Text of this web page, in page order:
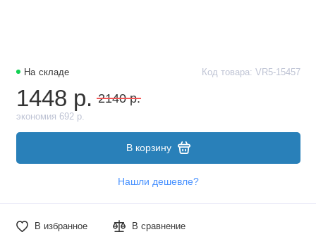
На складе Код товара: VR5-15457
1448 р. 2140 р.
экономия 692 р.
В корзину
Нашли дешевле?
В избранное В сравнение